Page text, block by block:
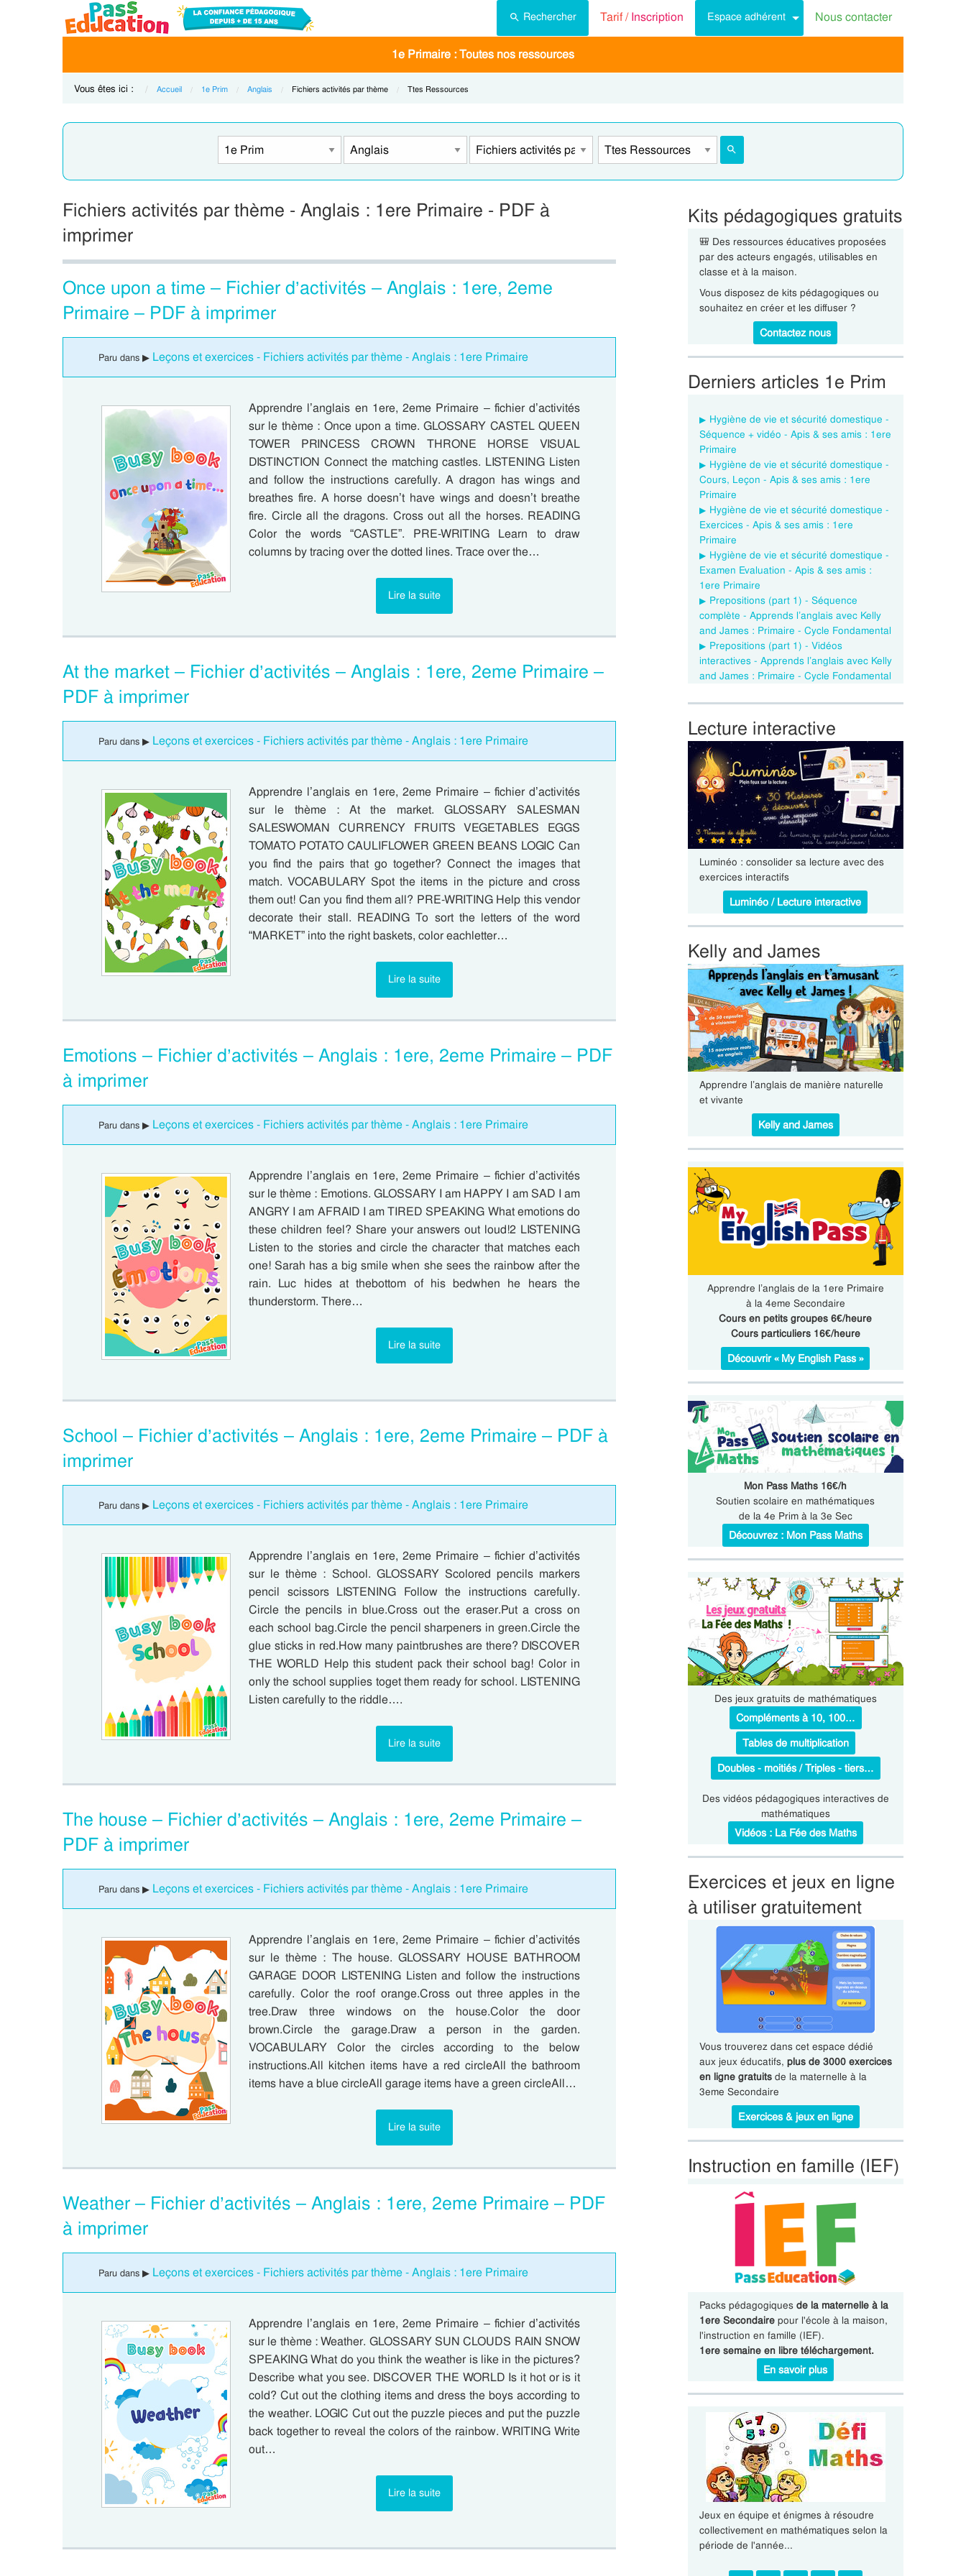
Rechercher Tarif /Inscription Espace adhérent Nous contacter
1e Primaire : Toutes nos ressources
Vous êtes ici : Accueil 1e Prim Anglais Current:
Fichiers activités par thème Current:
Ttes Ressources
Fichiers activités par thème - Anglais : 1ere Primaire - PDF à
imprimer
Once upon a time – Fichier d’activités – Anglais : 1ere, 2eme
Primaire – PDF à imprimer
Paru dans ▶ Leçons et exercices - Fichiers activités par thème - Anglais : 1ere Primaire
Apprendre l’anglais en 1ere, 2eme Primaire – fichier d’activités
sur le thème : Once upon a time. GLOSSARY CASTEL QUEEN
TOWER PRINCESS CROWN THRONE HORSE VISUAL
DISTINCTION Connect the matching castles. LISTENING Listen
and follow the instructions carefully. A dragon has wings and
breathes fire. A horse doesn’t have wings and doesn’t breathe
fire. Circle all the dragons. Cross out all the horses. READING
Color the words “CASTLE”. PRE-WRITING Learn to draw
columns by tracing over the dotted lines. Trace over the…
Lire la suite
At the market – Fichier d’activités – Anglais : 1ere, 2eme Primaire –
PDF à imprimer
Paru dans ▶ Leçons et exercices - Fichiers activités par thème - Anglais : 1ere Primaire
Apprendre l’anglais en 1ere, 2eme Primaire – fichier d’activités
sur le thème : At the market. GLOSSARY SALESMAN
SALESWOMAN CURRENCY FRUITS VEGETABLES EGGS
TOMATO POTATO CAULIFLOWER GREEN BEANS LOGIC Can
you find the pairs that go together? Connect the images that
match. VOCABULARY Spot the items in the picture and cross
them out! Can you find them all? PRE-WRITING Help this vendor
decorate their stall. READING To sort the letters of the word
“MARKET” into the right baskets, color eachletter…
Lire la suite
Emotions – Fichier d’activités – Anglais : 1ere, 2eme Primaire – PDF
à imprimer
Paru dans ▶ Leçons et exercices - Fichiers activités par thème - Anglais : 1ere Primaire
Apprendre l’anglais en 1ere, 2eme Primaire – fichier d’activités
sur le thème : Emotions. GLOSSARY I am HAPPY I am SAD I am
ANGRY I am AFRAID I am TIRED SPEAKING What emotions do
these children feel? Share your answers out loud!2 LISTENING
Listen to the stories and circle the character that matches each
one! Sarah has a big smile when she sees the rainbow after the
rain. Luc hides at thebottom of his bedwhen he hears the
thunderstorm. There…
Lire la suite
School – Fichier d’activités – Anglais : 1ere, 2eme Primaire – PDF à
imprimer
Paru dans ▶ Leçons et exercices - Fichiers activités par thème - Anglais : 1ere Primaire
Apprendre l’anglais en 1ere, 2eme Primaire – fichier d’activités
sur le thème : School. GLOSSARY Scolored pencils markers
pencil scissors LISTENING Follow the instructions carefully.
Circle the pencils in blue.Cross out the eraser.Put a cross on
each school bag.Circle the pencil sharpeners in green.Circle the
glue sticks in red.How many paintbrushes are there? DISCOVER
THE WORLD Help this student pack their school bag! Color in
only the school supplies toget them ready for school. LISTENING
Listen carefully to the riddle….
Lire la suite
The house – Fichier d’activités – Anglais : 1ere, 2eme Primaire –
PDF à imprimer
Paru dans ▶ Leçons et exercices - Fichiers activités par thème - Anglais : 1ere Primaire
Apprendre l’anglais en 1ere, 2eme Primaire – fichier d’activités
sur le thème : The house. GLOSSARY HOUSE BATHROOM
GARAGE DOOR LISTENING Listen and follow the instructions
carefully. Color the roof orange.Cross out three apples in the
tree.Draw three windows on the house.Color the door
brown.Circle the garage.Draw a person in the garden.
VOCABULARY Color the circles according to the below
instructions.All kitchen items have a red circleAll the bathroom
items have a blue circleAll garage items have a green circleAll…
Lire la suite
Weather – Fichier d’activités – Anglais : 1ere, 2eme Primaire – PDF
à imprimer
Paru dans ▶ Leçons et exercices - Fichiers activités par thème - Anglais : 1ere Primaire
Apprendre l’anglais en 1ere, 2eme Primaire – fichier d’activités
sur le thème : Weather. GLOSSARY SUN CLOUDS RAIN SNOW
SPEAKING What do you think the weather is like in the pictures?
Describe what you see. DISCOVER THE WORLD Is it hot or is it
cold? Cut out the clothing items and dress the boys according to
the weather. LOGIC Cut out the puzzle pieces and put the puzzle
back together to reveal the colors of the rainbow. WRITING Write
out…
Lire la suite
Kits pédagogiques gratuits
🎒 Des ressources éducatives proposées
par des acteurs engagés, utilisables en
classe et à la maison.
Vous disposez de kits pédagogiques ou
souhaitez en créer et les diffuser ?
Contactez nous
Derniers articles 1e Prim
Hygiène de vie et sécurité domestique -
Séquence + vidéo - Apis & ses amis : 1ere
Primaire
Hygiène de vie et sécurité domestique -
Cours, Leçon - Apis & ses amis : 1ere
Primaire
Hygiène de vie et sécurité domestique -
Exercices - Apis & ses amis : 1ere
Primaire
Hygiène de vie et sécurité domestique -
Examen Evaluation - Apis & ses amis :
1ere Primaire
Prepositions (part 1) - Séquence
complète - Apprends l’anglais avec Kelly
and James : Primaire - Cycle Fondamental
Prepositions (part 1) - Vidéos
interactives - Apprends l’anglais avec Kelly
and James : Primaire - Cycle Fondamental
Lecture interactive
Luminéo : consolider sa lecture avec des
exercices interactifs
Luminéo / Lecture interactive
Kelly and James
Apprendre l’anglais de manière naturelle
et vivante
Kelly and James
Apprendre l’anglais de la 1ere Primaire
à la 4eme Secondaire
Cours en petits groupes 6€/heure
Cours particuliers 16€/heure
Découvrir « My English Pass »
Mon Pass Maths 16€/h
Soutien scolaire en mathématiques
de la 4e Prim à la 3e Sec
Découvrez : Mon Pass Maths
Des jeux gratuits de mathématiques
Compléments à 10, 100…
Tables de multiplication
Doubles - moitiés / Triples - tiers…
Des vidéos pédagogiques interactives de
mathématiques
Vidéos : La Fée des Maths
Exercices et jeux en ligne
à utiliser gratuitement
Vous trouverez dans cet espace dédié
aux jeux éducatifs, plus de 3000 exercices
en ligne gratuitsde la maternelle à la
3eme Secondaire
Exercices & jeux en ligne
Instruction en famille (IEF)
Packs pédagogiques de la maternelle à la
1ere Secondairepour l'école à la maison,
l'instruction en famille (IEF).
1ere semaine en libre téléchargement.
En savoir plus
Jeux en équipe et énigmes à résoudre
collectivement en mathématiques selon la
période de l'année...